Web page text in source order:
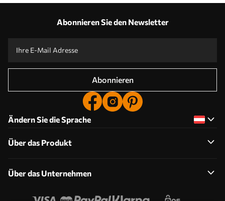
Abonnieren Sie den Newsletter
Abonnieren
Ändern Sie die Sprache
Über das Produkt
Über das Unternehmen